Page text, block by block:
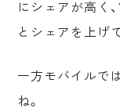
にシェアが高く
とシェアを上げ
一方モバイルで
ね。